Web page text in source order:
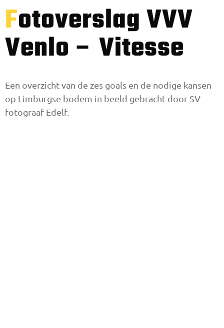
Fotoverslag VVV
Venlo – Vitesse
Een overzicht van de zes goals en de nodige kansen
op Limburgse bodem in beeld gebracht door SV
fotograaf Edelf.